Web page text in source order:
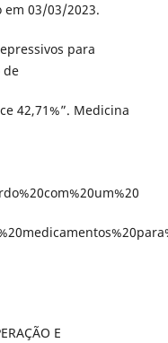
em 03/03/2023.
para
de
42,71%”. Medicina
E